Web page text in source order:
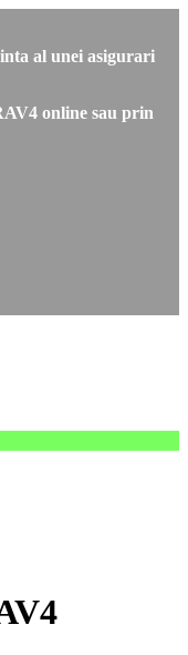
al unei asigurari
online sau prin